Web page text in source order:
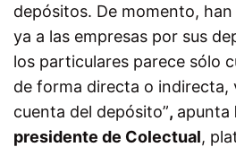
depósitos. De momento,
ya a las empresas por sus
los particulares parece sólo
de forma directa o indirecta,
cuenta del depósito”, apunta
presidente de Colectual,